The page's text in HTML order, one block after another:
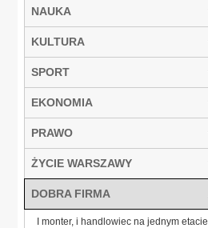
NAUKA
KULTURA
SPORT
EKONOMIA
PRAWO
ŻYCIE WARSZAWY
DOBRA FIRMA
I monter, i handlowiec na jednym etacie